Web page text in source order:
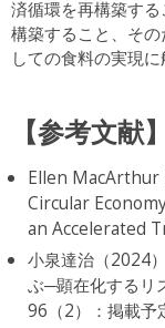
済循環を再構築す
構築すること、そ
しての食料の実現に
【参考文献】
Ellen MacArthur
Circular
an Accelerated
小泉達治（2024
ぶ─顕在化するリ
96（2）：掲載予